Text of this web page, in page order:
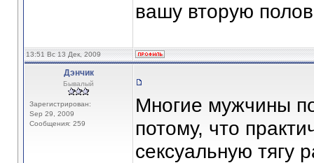
вашу вторую
13:51 Вс 13 Дек, 2009
Дэнчик
Бывалый
Зарегистрирован:
Sep 29, 2009
Сообщения: 259
Многие мужчины
потому, что
сексуальную тягу